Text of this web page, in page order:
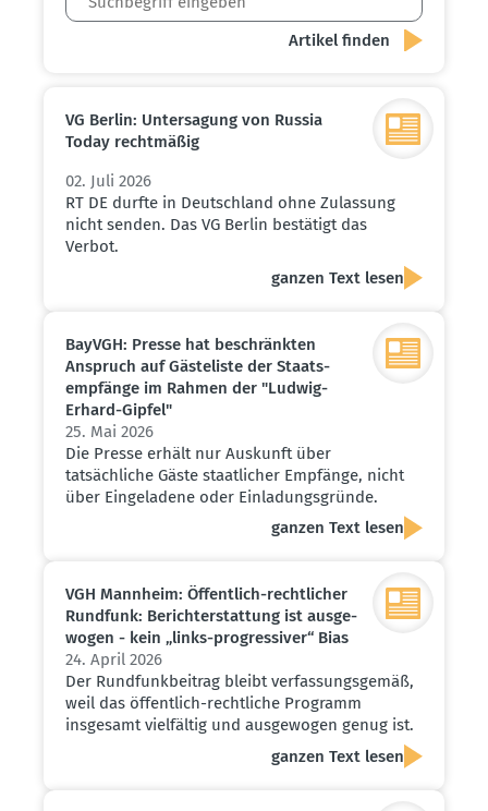
VG Berlin: Unter­sagung von Russia
Today recht­mäßig
02. Juli 2026
RT DE durfte in Deutschland ohne Zulassung
nicht senden. Das VG Berlin bestätigt das
Verbot.
ganzen Text lesen
BayVGH: Presse hat beschränkten
Anspruch auf Gäste­liste der Staats­
emp­fänge im Rahmen der "Ludwig-
Erhard-Gipfel"
25. Mai 2026
Die Presse erhält nur Auskunft über
tatsächliche Gäste staatlicher Empfänge, nicht
über Eingeladene oder Einladungsgründe.
ganzen Text lesen
VGH Mannheim: Öffentlich-recht­licher
Rundfunk: Bericht­erstattung ist ausge­
wogen - kein „links-progres­siver“ Bias
24. April 2026
Der Rundfunkbeitrag bleibt verfassungsgemäß,
weil das öffentlich-rechtliche Programm
insgesamt vielfältig und ausgewogen genug ist.
ganzen Text lesen